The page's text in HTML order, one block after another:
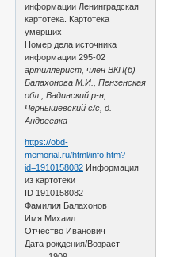
информации Ленинградская
картотека. Картотека
умерших
Номер дела источника
информации 295-02
артиллерист, член ВКП(б)
Балахонова М.И., Пензенская
обл., Вадинский р-н,
Чернышевский с/с, д.
Андреевка
https://obd-
memorial.ru/html/info.htm?
id=1910158082 Информация
из картотеки
ID 1910158082
Фамилия Балахонов
Имя Михаил
Отчество Иванович
Дата рождения/Возраст